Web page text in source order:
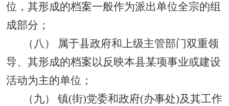
位，其形成的档案一般作为派出单位全宗的组
成部分；
（八）
属于县政府和上级主管部门双重领
导、其形成的档案以反映本县某项事业或建设
活动为主的单位；
（九）
镇(街)党委和政府(办事处)及其工作